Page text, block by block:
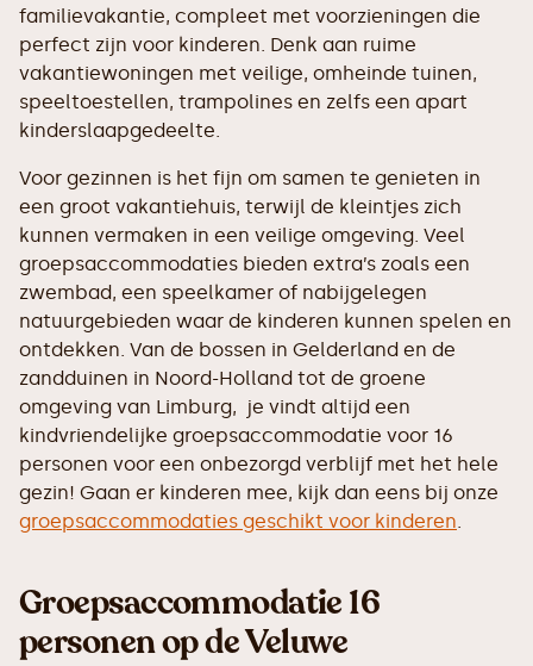
familievakantie, compleet met voorzieningen die
perfect zijn voor kinderen. Denk aan ruime
vakantiewoningen met veilige, omheinde tuinen,
speeltoestellen, trampolines en zelfs een apart
kinderslaapgedeelte.
Voor gezinnen is het fijn om samen te genieten in
een groot vakantiehuis, terwijl de kleintjes zich
kunnen vermaken in een veilige omgeving. Veel
groepsaccommodaties bieden extra’s zoals een
zwembad, een speelkamer of nabijgelegen
natuurgebieden waar de kinderen kunnen spelen en
ontdekken. Van de bossen in Gelderland en de
zandduinen in Noord-Holland tot de groene
omgeving van Limburg, je vindt altijd een
kindvriendelijke groepsaccommodatie voor 16
personen voor een onbezorgd verblijf met het hele
gezin! Gaan er kinderen mee, kijk dan eens bij onze
groepsaccommodaties geschikt voor kinderen.
Groepsaccommodatie 16
personen op de Veluwe